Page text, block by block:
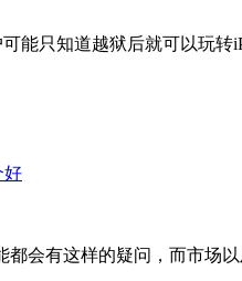
能只知道越狱后就可以玩
都会有这样的疑问，而市